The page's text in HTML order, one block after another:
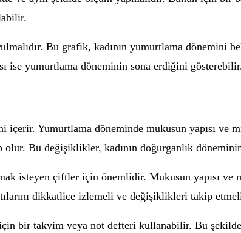
Bu grafik, kadının yumurtlama dönemini
ise yumurtlama döneminin sona erdiğini
içerir. Yumurtlama döneminde mukusun yapısı
olur. Bu değişiklikler, kadının doğurganlık
isteyen çiftler için önemlidir. Mukusun yapısı ve
dikkatlice izlemeli ve değişiklikleri takip
için bir takvim veya not defteri kullanabilir. Bu